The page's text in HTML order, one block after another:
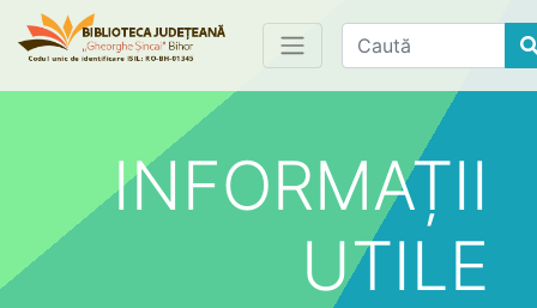
Find
INFORMAȚII
UTILE